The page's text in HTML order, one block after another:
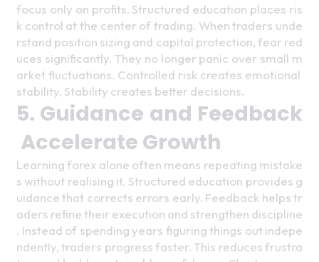
focus only on profits. Structured education places ris
k control at the center of trading. When traders unde
rstand position sizing and capital protection, fear red
uces significantly. They no longer panic over small m
arket fluctuations. Controlled risk creates emotional
stability. Stability creates better decisions.
5. Guidance and Feedback
Accelerate Growth
Learning forex alone often means repeating mistake
s without realising it. Structured education provides g
uidance that corrects errors early. Feedback helps tr
aders refine their execution and strengthen discipline
. Instead of spending years figuring things out indepe
ndently, traders progress faster. This reduces frustra